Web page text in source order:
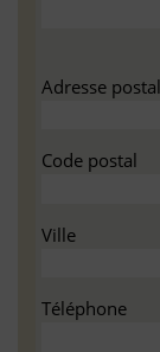
Adresse
Code postal
Ville
Téléphone